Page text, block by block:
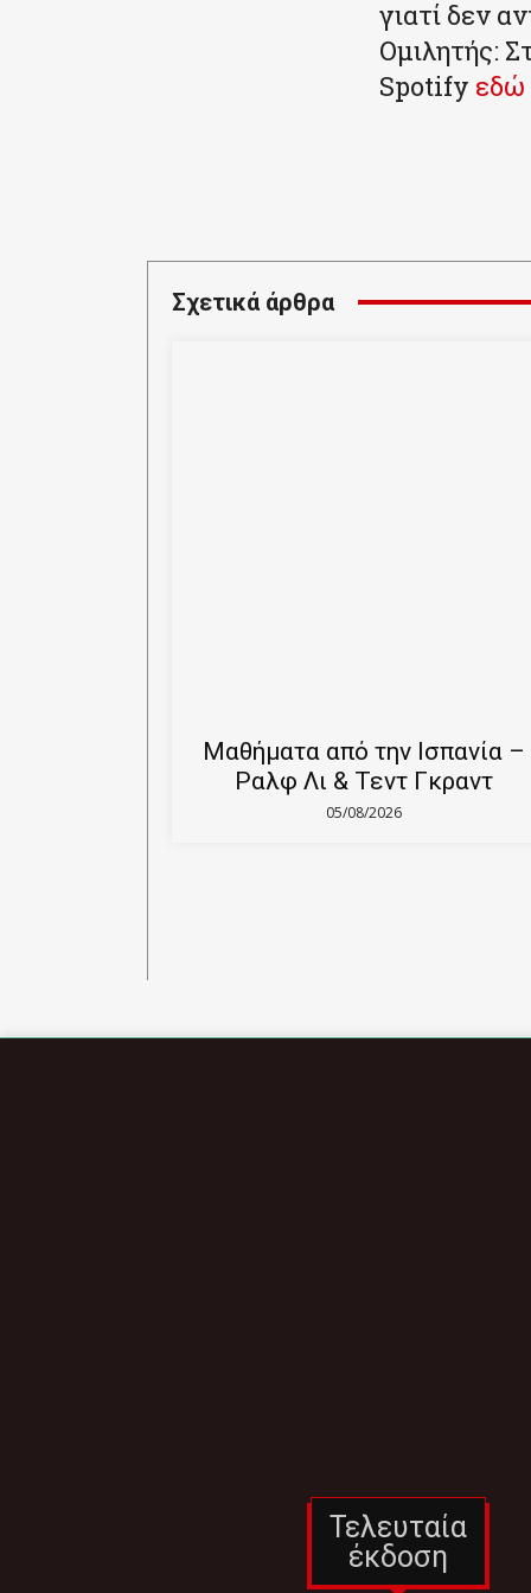
γιατί δεν
Ομιλητής:
Spotify εδώ
Σχετικά άρθρα
Μαθήματα από την Ισπανία –
Ραλφ Λι & Τεντ Γκραντ
05/08/2026
Τελευταία
έκδοση